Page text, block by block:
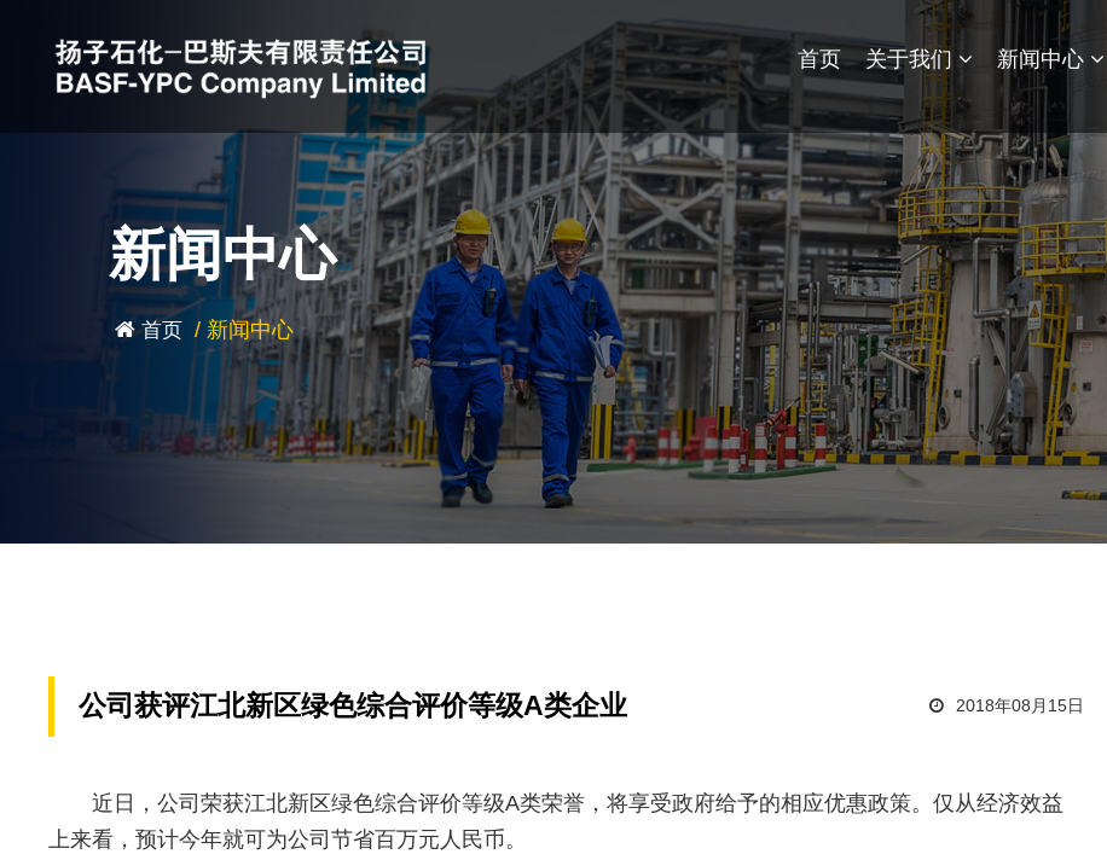
首页 关于我们 新闻中心
新闻中心
首页 / 新闻中心
公司获评江北新区绿色综合评价等级A类企业 2018年08月15日
近日，公司荣获江北新区绿色综合评价等级A类荣誉，将享受政府给予的相应优惠政策。仅从经济效益
上来看，预计今年就可为公司节省百万元人民币。